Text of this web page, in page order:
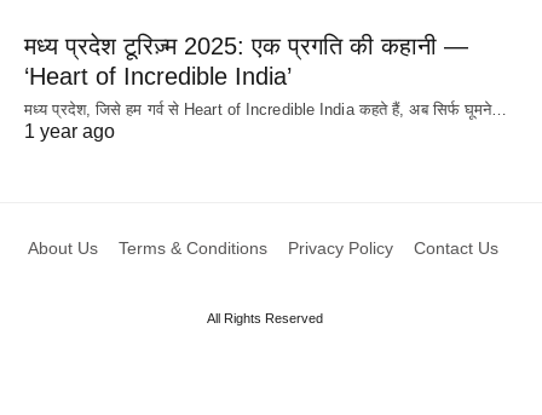
मध्य प्रदेश टूरिज़्म 2025: एक प्रगति की कहानी —
‘Heart of Incredible India’
मध्य प्रदेश, जिसे हम गर्व से Heart of Incredible India कहते हैं, अब सिर्फ घूमने…
1 year ago
About Us Terms & Conditions Privacy Policy Contact Us
All Rights Reserved